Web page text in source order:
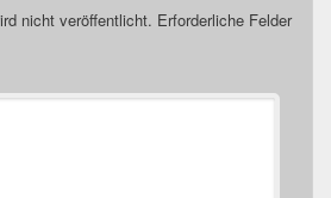
nicht veröffentlicht. Erforderliche Felder